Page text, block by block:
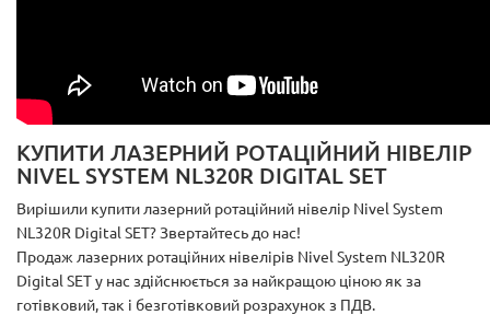
КУПИТИ ЛАЗЕРНИЙ РОТАЦІЙНИЙ НІВЕЛІР
NIVEL SYSTEM NL320R DIGITAL SET
Вирішили купити лазерний ротаційний нівелір Nivel System
NL320R Digital SET? Звертайтесь до нас!
Продаж лазерних ротаційних нівелірів Nivel System NL320R
Digital SET у нас здійснюється за найкращою ціною як за
готівковий, так і безготівковий розрахунок з ПДВ.